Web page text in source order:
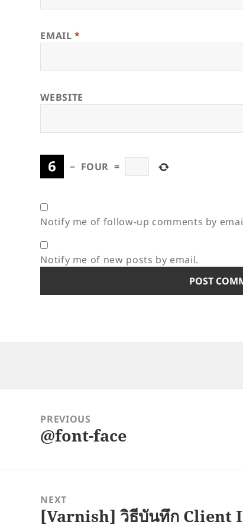
EMAIL*
WEBSITE
− FOUR =
Notify me of follow-up comments by
Notify me of new posts by email.
navigationPREVIOUS
Previous
@font-face
NEXT
Next
[Varnish] วิธีบันทึก Client